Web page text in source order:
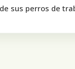
sus perros de